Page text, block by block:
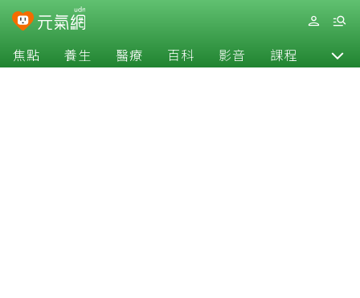
焦點 養生 醫療 百科 影音 課程 退休